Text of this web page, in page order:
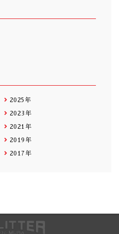
2025年
2023年
2021年
2019年
2017年